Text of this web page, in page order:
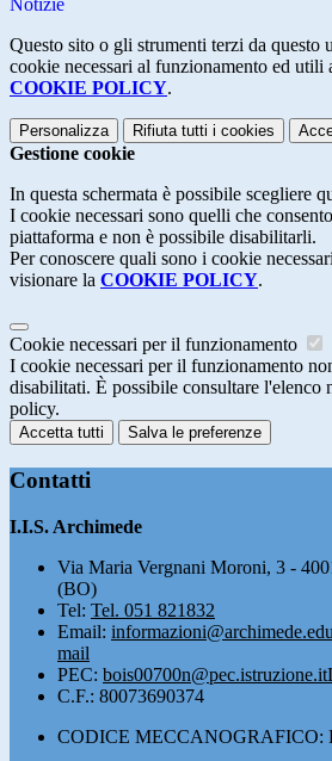
Notizie
Questo sito o gli strumenti terzi da questo
cookie necessari al funzionamento ed
COOKIE POLICY.
Personalizza Rifiuta tutti i cookies
Gestione cookie
In questa schermata è possibile scegliere
I cookie necessari sono quelli che
piattaforma e non è possibile disabilitarli.
Per conoscere quali sono i cookie
visionare la COOKIE POLICY.
Cookie necessari per il funzionamento
I cookie necessari per il funzionamento
disabilitati. È possibile consultare l'elenco
policy.
Accetta tutti Salva le preferenze
Contatti
I.I.S. Archimede
Via Maria Vergnani Moroni, 3 -
(BO)
Tel: Tel. 051 821832
Email:
mail
PEC: bois00700n@pec.istruzione.it
C.F.: 80073690374
CODICE MECCANOGRAFICO: